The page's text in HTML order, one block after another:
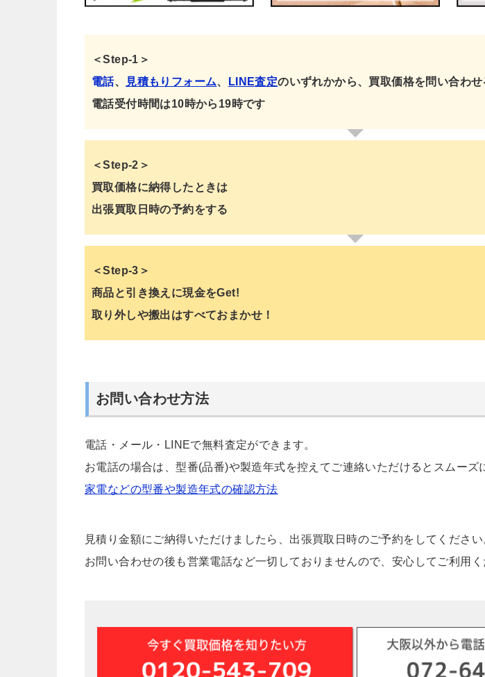
＜Step-1＞
電話、 見積もりフォーム、 LINE査定のいずれかから、買取価格を問い合わせ
電話受付時間は10時から19時です
＜Step-2＞
買取価格に納得したときは
出張買取日時の予約をする
＜Step-3＞
商品と引き換えに現金をGet!
取り外しや搬出はすべておまかせ！
お問い合わせ方法
電話・メール・LINEで無料査定ができます。
お電話の場合は、型番(品番)や製造年式を控えてご連絡いただけるとスムーズ
家電などの型番や製造年式の確認方法
見積り金額にご納得いただけましたら、出張買取日時のご予約をしてください
お問い合わせの後も営業電話など一切しておりませんので、安心してご利用く